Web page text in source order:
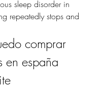
sleep disorder in
repeatedly stops and
comprar
en españa